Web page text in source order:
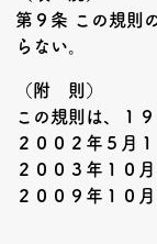
第９条 この規則
らない。
（附 則）
この規則は、１
２００２年５月
２００３年１０
２００９年１０